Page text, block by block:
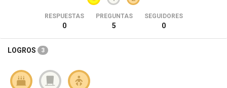
RESPUESTAS
0
PREGUNTAS
5
SEGUIDORES
0
LOGROS 3